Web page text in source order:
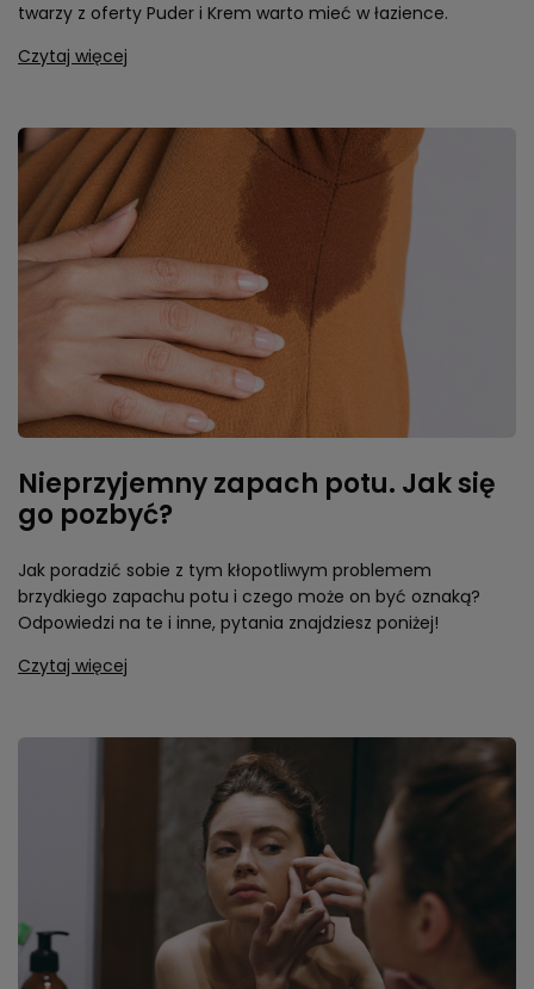
twarzy z oferty Puder i Krem warto mieć w łazience.
Czytaj więcej
Nieprzyjemny zapach potu. Jak się
go pozbyć?
Jak poradzić sobie z tym kłopotliwym problemem
brzydkiego zapachu potu i czego może on być oznaką?
Odpowiedzi na te i inne, pytania znajdziesz poniżej!
Czytaj więcej